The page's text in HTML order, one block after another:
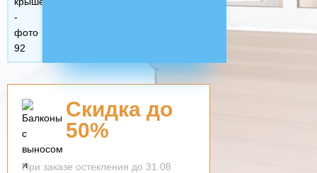
Скидка до
50%
При заказе остекления до 31.08